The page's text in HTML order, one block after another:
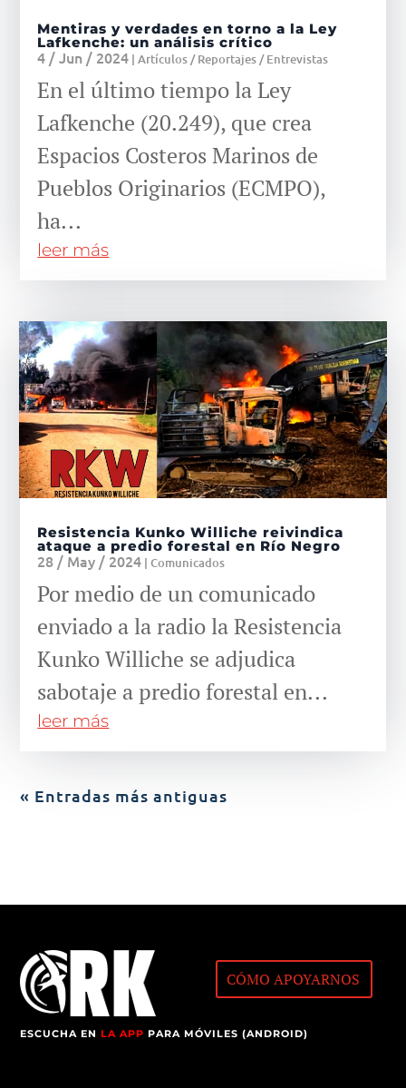
Mentiras y verdades en torno a la Ley
Lafkenche: un análisis crítico
4 / Jun / 2024 |Artículos / Reportajes / Entrevistas
En el último tiempo la Ley
Lafkenche (20.249), que crea
Espacios Costeros Marinos de
Pueblos Originarios (ECMPO),
ha...
leer más
Resistencia Kunko Williche reivindica
ataque a predio forestal en Río Negro
28 / May / 2024 |Comunicados
Por medio de un comunicado
enviado a la radio la Resistencia
Kunko Williche se adjudica
sabotaje a predio forestal en...
leer más
« Entradas más antiguas
CÓMO APOYARNOS
ESCUCHA ENLA APP PARA MÓVILES (ANDROID)